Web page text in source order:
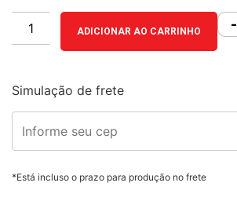
-
ADICIONAR AO CARRINHO
Simulação de frete
*Está incluso o prazo para produção no frete